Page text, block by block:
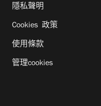
隱私聲明
Cookies 政策
使用條款
管理cookies